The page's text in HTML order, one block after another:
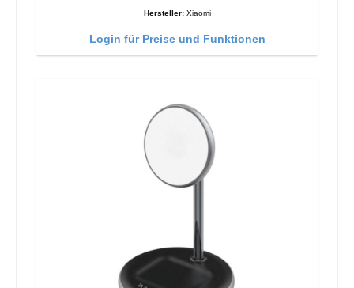
Hersteller: Xiaomi
Login für Preise und Funktionen